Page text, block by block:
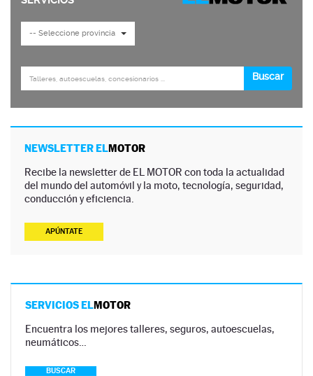
NEWSLETTER ELMOTOR
Recibe la newsletter de EL MOTOR con toda la actualidad
del mundo del automóvil y la moto, tecnología, seguridad,
conducción y eficiencia.
APÚNTATE
SERVICIOS ELMOTOR
Encuentra los mejores talleres, seguros, autoescuelas,
neumáticos…
BUSCAR